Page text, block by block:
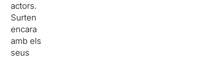
actors.
Surten
encara
amb els
seus